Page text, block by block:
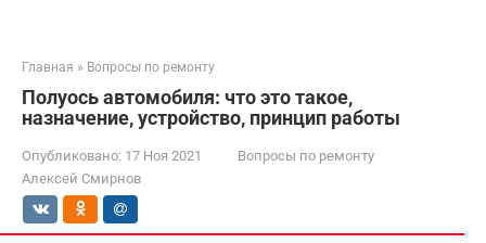
Главная » Вопросы по ремонту
Полуось автомобиля: что это такое,
назначение, устройство, принцип работы
Опубликовано: 17 Ноя 2021
Вопросы по ремонту
Алексей Смирнов